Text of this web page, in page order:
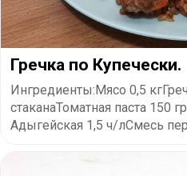
Гречка по Купечески.
Ингредиенты:Мясо 0,5
стаканаТоматная паста
Адыгейская 1,5 ч/лСмесь